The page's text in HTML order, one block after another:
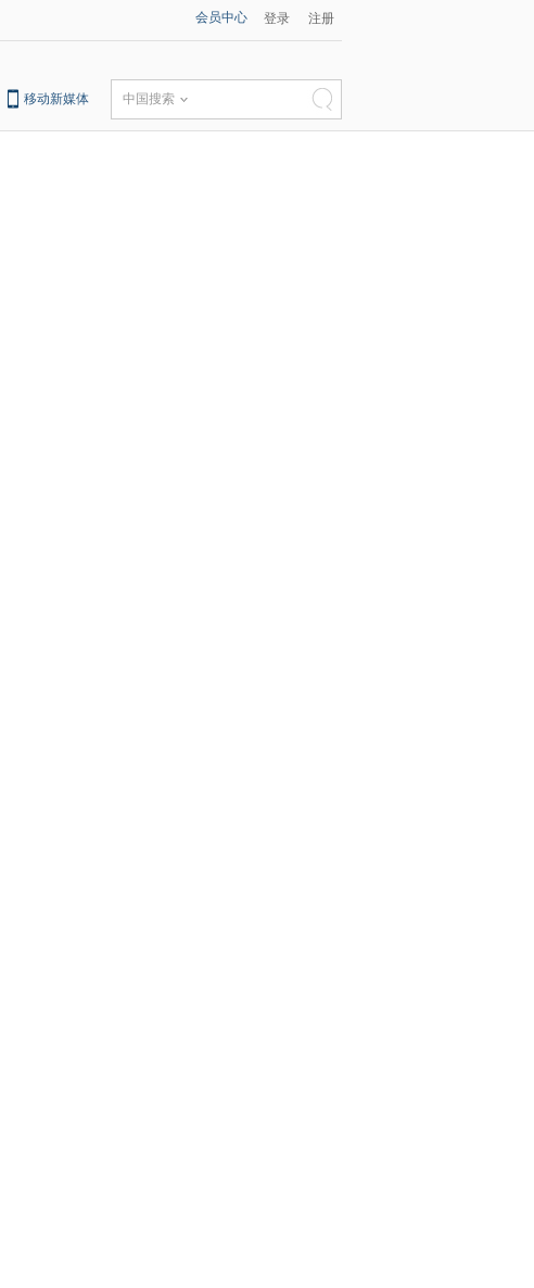
会员中心 登录 注册
移动新媒体 中国搜索